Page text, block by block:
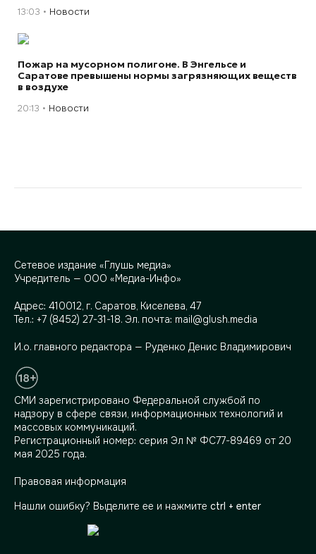
13:03 Новости
Пожар на мусорном полигоне. В Энгельсе и
Саратове превышены нормы загрязняющих веществ
в воздухе
20:13 Новости
Сетевое издание «Глушь медиа»
Учредитель — ООО «Медиа-Инфо»
Адрес: 410012, г. Саратов, Киселева, 47
Тел.: +7 (8452) 27-31-18. Эл. почта: mail@glush.media
И.о. главного редактора — Руденко Денис Владимирович
СМИ зарегистрировано Федеральной службой по
надзору в сфере связи, информационных технологий и
массовых коммуникаций.
Регистрационный номер: серия Эл № ФС77-89469 от 20
мая 2025 года.
Правовая информация
Нашли ошибку? Выделите ее и нажмите ctrl + enter